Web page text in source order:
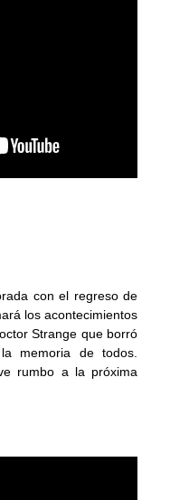
con el regreso de
los acontecimientos
Strange que borró
memoria de todos.
rumbo a la próxima